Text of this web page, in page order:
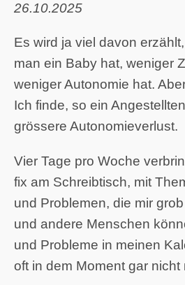
26.10.2025
Es wird ja viel davon
man ein Baby hat, weniger
weniger Autonomie hat.
Ich finde, so ein
grössere Autonomieverlust.
Vier Tage pro Woche
fix am Schreibtisch, mit
und Problemen, die mir
und andere Menschen
und Probleme in meinen
oft in dem Moment gar